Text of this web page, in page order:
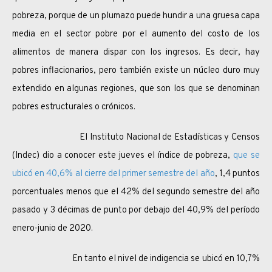
pobreza, porque de un plumazo puede hundir a una gruesa capa
media en el sector pobre por el aumento del costo de los
alimentos de manera dispar con los ingresos. Es decir, hay
pobres inflacionarios, pero también existe un núcleo duro muy
extendido en algunas regiones, que son los que se denominan
pobres estructurales o crónicos.
El Instituto Nacional de Estadísticas y Censos
(Indec) dio a conocer este jueves el índice de pobreza, que se
ubicó en 40,6% al cierre del primer semestre del año, 1,4 puntos
porcentuales menos que el 42% del segundo semestre del año
pasado y 3 décimas de punto por debajo del 40,9% del período
enero-junio de 2020.
En tanto el nivel de indigencia se ubicó en 10,7%